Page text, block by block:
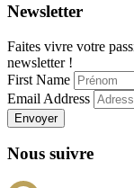
Newsletter
Faites vivre votre
newsletter !
First Name
Email Address
Envoyer
Nous suivre